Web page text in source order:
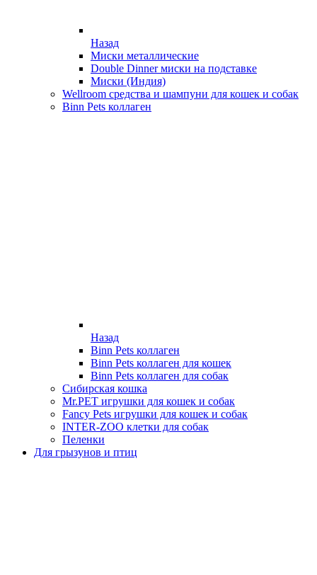
Назад
Миски металлические
Double Dinner миски на подставке
Миски (Индия)
Wellroom средства и шампуни для кошек и собак
Binn Pets коллаген
Назад
Binn Pets коллаген
Binn Pets коллаген для кошек
Binn Pets коллаген для собак
Сибирская кошка
Mr.PET игрушки для кошек и собак
Fancy Pets игрушки для кошек и собак
INTER-ZOO клетки для собак
Пеленки
Для грызунов и птиц